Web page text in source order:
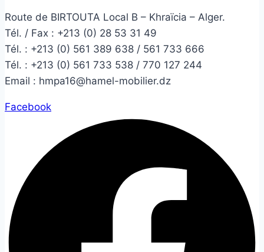
Route de BIRTOUTA Local B – Khraïcia – Alger.
Tél. / Fax : +213 (0) 28 53 31 49
Tél. : +213 (0) 561 389 638 / 561 733 666
Tél. : +213 (0) 561 733 538 / 770 127 244
Email : hmpa16@hamel-mobilier.dz
Facebook